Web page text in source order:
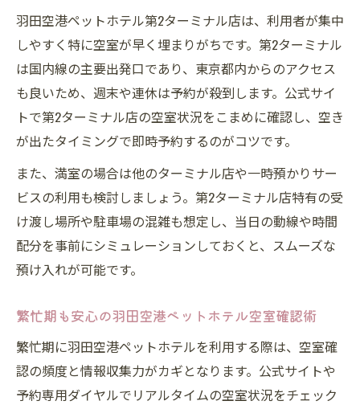
羽田空港ペットホテル第2ターミナル店は、利用者が集中
しやすく特に空室が早く埋まりがちです。第2ターミナル
は国内線の主要出発口であり、東京都内からのアクセス
も良いため、週末や連休は予約が殺到します。公式サイ
トで第2ターミナル店の空室状況をこまめに確認し、空き
が出たタイミングで即時予約するのがコツです。
また、満室の場合は他のターミナル店や一時預かりサー
ビスの利用も検討しましょう。第2ターミナル店特有の受
け渡し場所や駐車場の混雑も想定し、当日の動線や時間
配分を事前にシミュレーションしておくと、スムーズな
預け入れが可能です。
繁忙期も安心の羽田空港ペットホテル空室確認術
繁忙期に羽田空港ペットホテルを利用する際は、空室確
認の頻度と情報収集力がカギとなります。公式サイトや
予約専用ダイヤルでリアルタイムの空室状況をチェック